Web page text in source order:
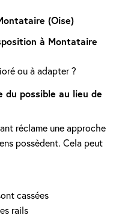
(Oise)
à Montataire
ou à adapter ?
du possible au lieu de
réclame une approche
possèdent. Cela peut
cassées
rails